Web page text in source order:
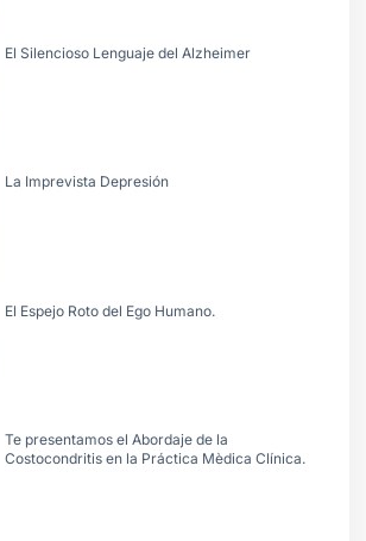
El Silencioso Lenguaje del Alzheimer
La Imprevista Depresión
El Espejo Roto del Ego Humano.
Te presentamos el Abordaje de la
Costocondritis en la Práctica Mèdica Clínica.